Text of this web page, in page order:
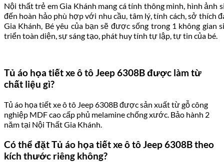
Nội thất trẻ em Gia Khánh mang cá tính thông minh, hình ảnh
đến hoàn hảo phù hợp với nhu cầu, tâm lý, tính cách, sở thích
Gia Khánh, Bé yêu của bạn sẽ được sống trong 1 không
triển toàn diện, sự sáng tạo, phát huy tính tự lập, tự tin của bé.
Tủ áo họa tiết xe ô tô Jeep 6308B được làm từ
chất liệu gì?
Tủ áo họa tiết xe ô tô Jeep 6308B được sản xuất từ gỗ công
nghiệp MDF cao cấp phủ melamine chống xước. Bảo hành 2
năm tại Nội Thất Gia Khánh.
Có thể đặt Tủ áo họa tiết xe ô tô Jeep 6308B theo
kích thước riêng không?